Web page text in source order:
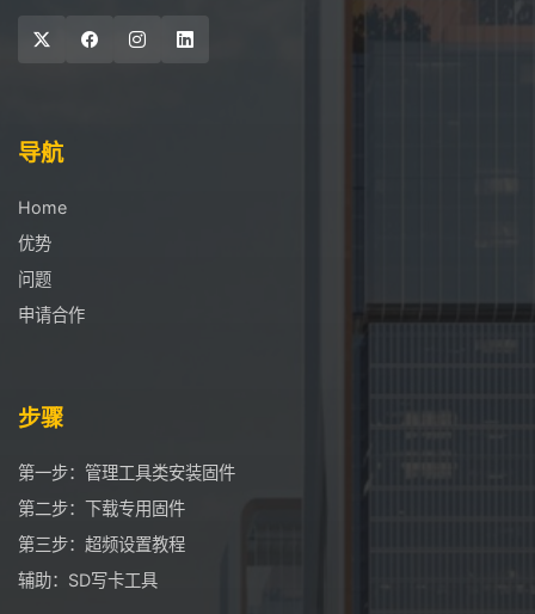
导航
Home
优势
问题
申请合作
步骤
第一步：管理工具类安装固件
第二步：下载专用固件
第三步：超频设置教程
辅助：SD写卡工具